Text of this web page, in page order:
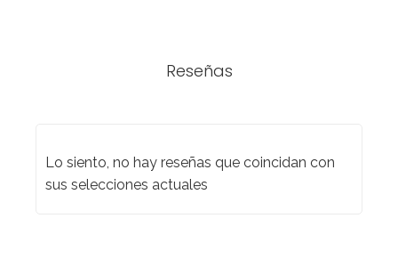
Reseñas
Lo siento, no hay reseñas que coincidan con
sus selecciones actuales